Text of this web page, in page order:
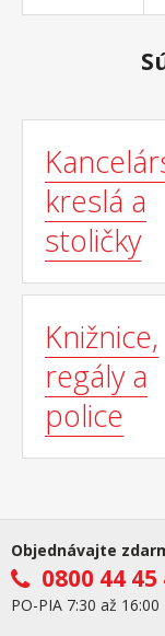
kreslá a
stoličky
Knižnice,
regály a
police
Objednávajte
0800 44 45
PO-PIA 7:30 až 16:00